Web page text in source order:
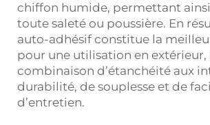
chiffon humide, permettant
toute saleté ou poussière. En
auto-adhésif constitue la
pour une utilisation en extérieur,
combinaison d’étanchéité aux
durabilité, de souplesse et de
d’entretien.